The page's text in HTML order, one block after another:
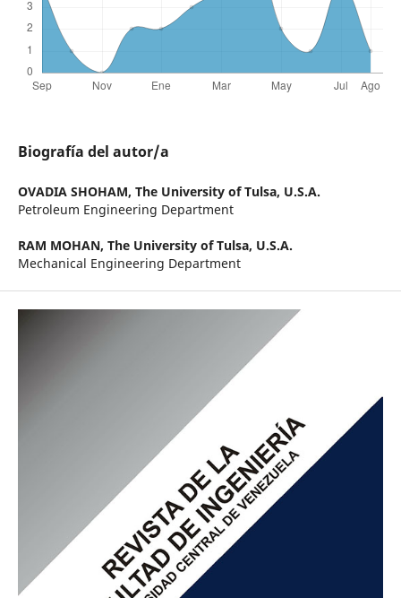
Biografía del autor/a
OVADIA SHOHAM, The University of Tulsa, U.S.A.
Petroleum Engineering Department
RAM MOHAN, The University of Tulsa, U.S.A.
Mechanical Engineering Department